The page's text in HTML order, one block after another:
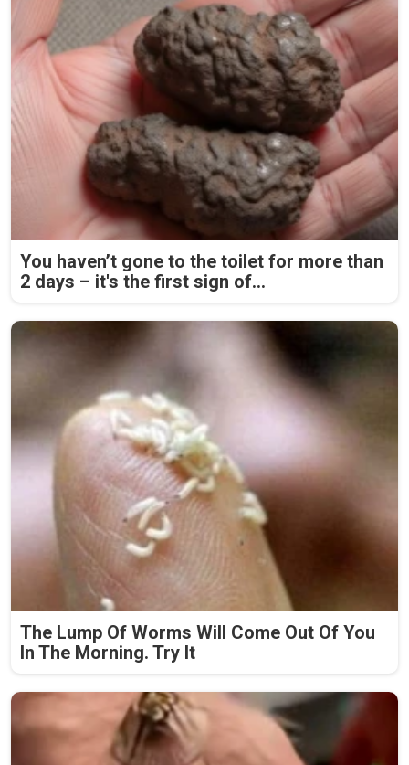
You haven’t gone to the toilet for more than
2 days – it's the first sign of...
The Lump Of Worms Will Come Out Of You
In The Morning. Try It